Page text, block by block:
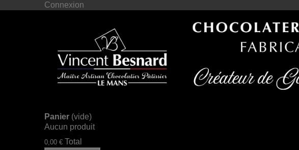
Connexion
Panier (vide)
Aucun produit
0,00 € Total